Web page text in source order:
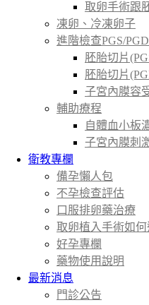
取卵手術跟
凍卵、冷凍卵子
進階檢查PGS/
胚胎切片
胚胎切片
子宮內膜容
輔助療程
自體血小板
子宮內膜刺
衛教專欄
備孕懶人包
不孕檢查評估
口服排卵藥治療
取卵植入手術如
好孕專欄
藥物使用說明
最新消息
門診公告